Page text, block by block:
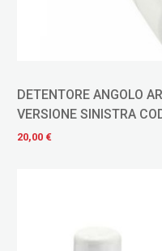
DETENTORE ANGOLO
VERSIONE SINISTRA
20,00 €